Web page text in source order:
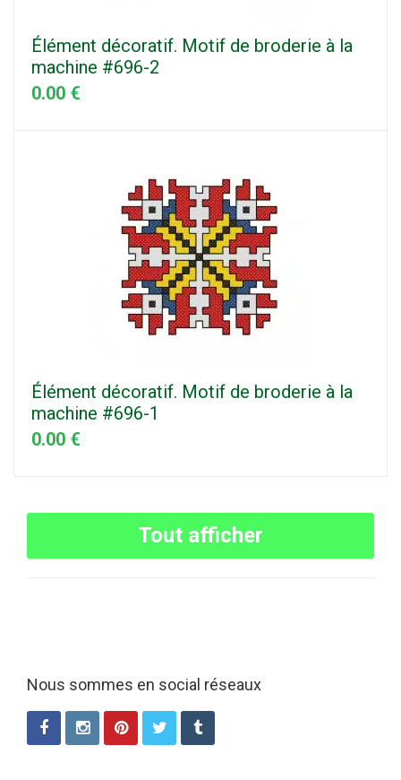
Élément décoratif. Motif de broderie à la
machine #696-2
0.00 €
Élément décoratif. Motif de broderie à la
machine #696-1
0.00 €
Tout afficher
Nous sommes en social réseaux